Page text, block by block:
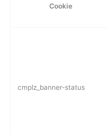
Cookie
cmplz_banner-status